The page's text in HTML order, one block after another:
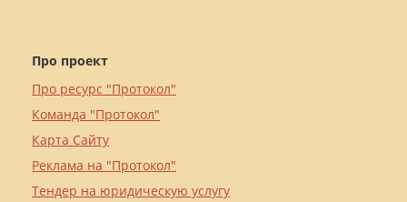
Про проект
Про ресурс "Протокол"
Команда "Протокол"
Карта Сайту
Реклама на "Протокол"
Тендер на юридическую услугу